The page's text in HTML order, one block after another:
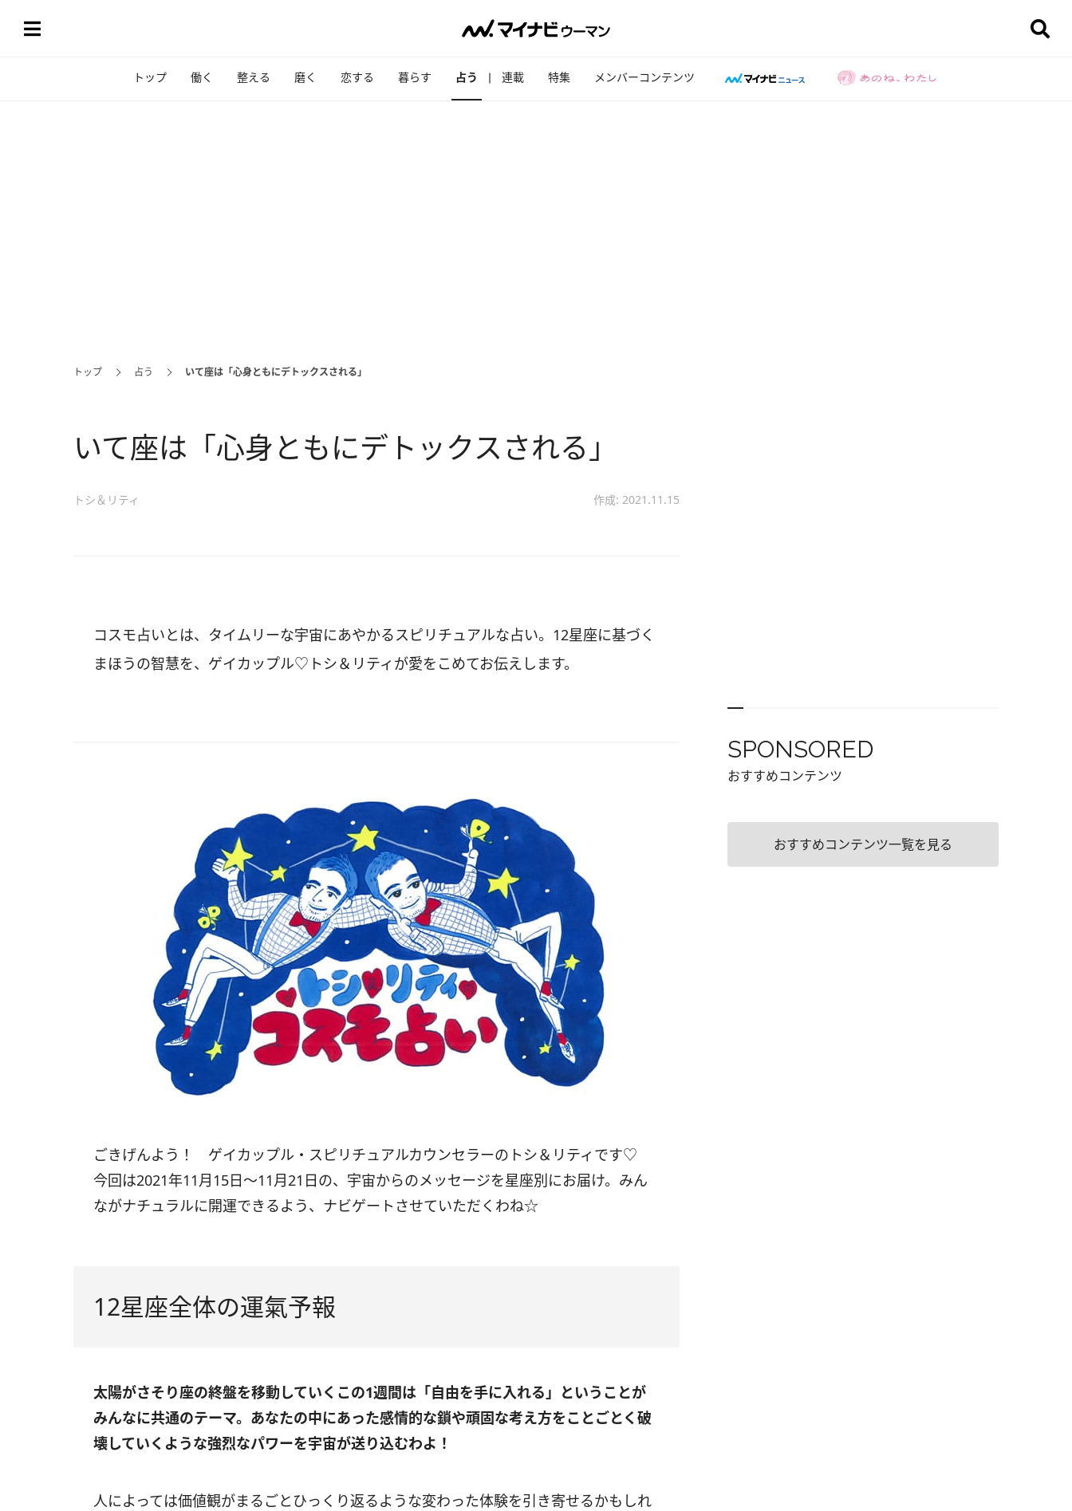
トップ 働く 整える 磨く 恋する 暮らす 占う 連載 特集 メンバーコンテンツ
トップ 占う いて座は「心身ともにデトックスされる」
いて座は「心身ともにデトックスされる」
トシ＆リティ 作成: 2021.11.15
コスモ占いとは、タイムリーな宇宙にあやかるスピリチュアルな占い。12星座に基づく
まほうの智慧を、ゲイカップル♡トシ＆リティが愛をこめてお伝えします。
ごきげんよう！ ゲイカップル・スピリチュアルカウンセラーのトシ＆リティです♡
今回は2021年11月15日〜11月21 日の、宇宙からのメッセージを星座別にお届け。みん
ながナチュラルに開運できるよう、ナビゲートさせていただくわね☆
12星座全体の運氣予報
太陽がさそり座の終盤を移動していくこの1週間は「自由を手に入れる」ということが
みんなに共通のテーマ。あなたの中にあった感情的な鎖や頑固な考え方をことごとく破
壊していくような強烈なパワーを宇宙が送り込むわよ！
人によっては価値観がまるごとひっくり返るような変わった体験を引き寄せるかもしれ
SPONSORED
おすすめコンテンツ
おすすめコンテンツ一覧を見る